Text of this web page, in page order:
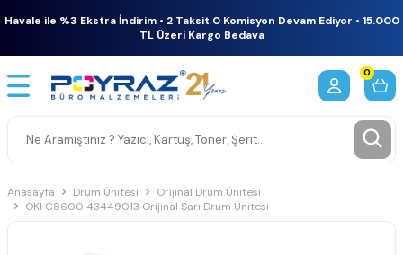
Havale ile %3 Ekstra İndirim • 2 Taksit 0 Komisyon Devam Ediyor • 15.000
TL Üzeri Kargo Bedava
0
Anasayfa Drum Ünitesi
Orijinal Drum Ünitesi
OKI C8600 43449013 Orijinal Sarı Drum Ünitesi